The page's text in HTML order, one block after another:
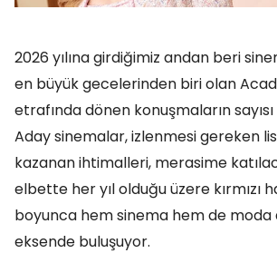
2026 yılına girdiğimiz andan beri
en büyük gecelerinden biri olan
etrafında dönen konuşmaların
Aday sinemalar, izlenmesi gereken
kazanan ihtimalleri, merasime
elbette her yıl olduğu üzere kırmızı
boyunca hem sinema hem de moda
eksende buluşuyor.